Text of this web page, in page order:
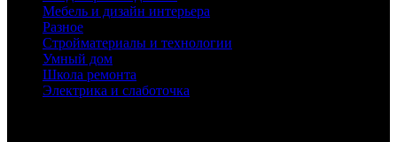
Мебель и дизайн интерьера
Разное
Стройматериалы и технологии
Умный дом
Школа ремонта
Электрика и слаботочка